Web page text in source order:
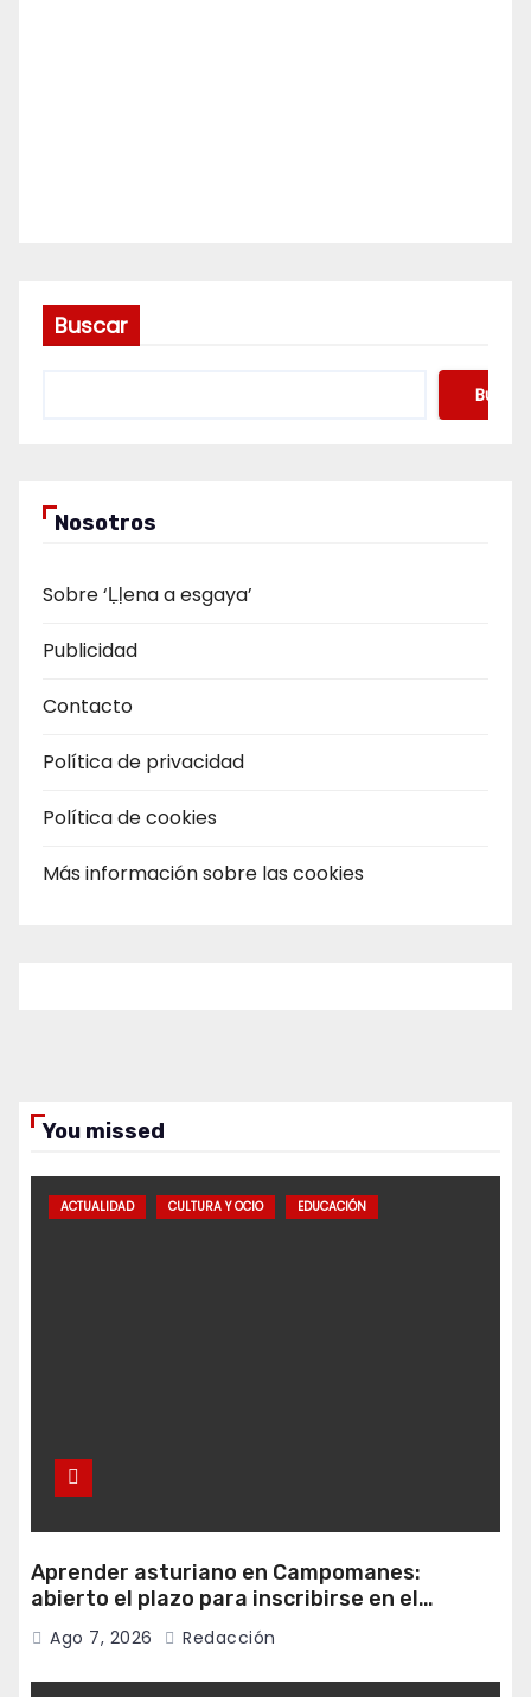
Buscar
Buscar
Nosotros
Sobre ‘Ḷḷena a esgaya’
Publicidad
Contacto
Política de privacidad
Política de cookies
Más información sobre las cookies
You missed
ACTUALIDAD CULTURA Y OCIO EDUCACIÓN
Aprender asturiano en Campomanes:
abierto el plazo para inscribirse en el
programa Falamos
Ago 7, 2026 Redacción